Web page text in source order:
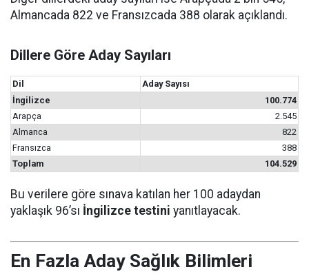
Almancada 822 ve Fransızcada 388 olarak açıklandı.
Dillere Göre Aday Sayıları
Dil
Aday Sayısı
İngilizce
100.774
Arapça
2.545
Almanca
822
Fransızca
388
Toplam
104.529
Bu verilere göre sınava katılan her 100 adaydan
yaklaşık 96’sı İngilizce testini yanıtlayacak.
En Fazla Aday Sağlık Bilimleri